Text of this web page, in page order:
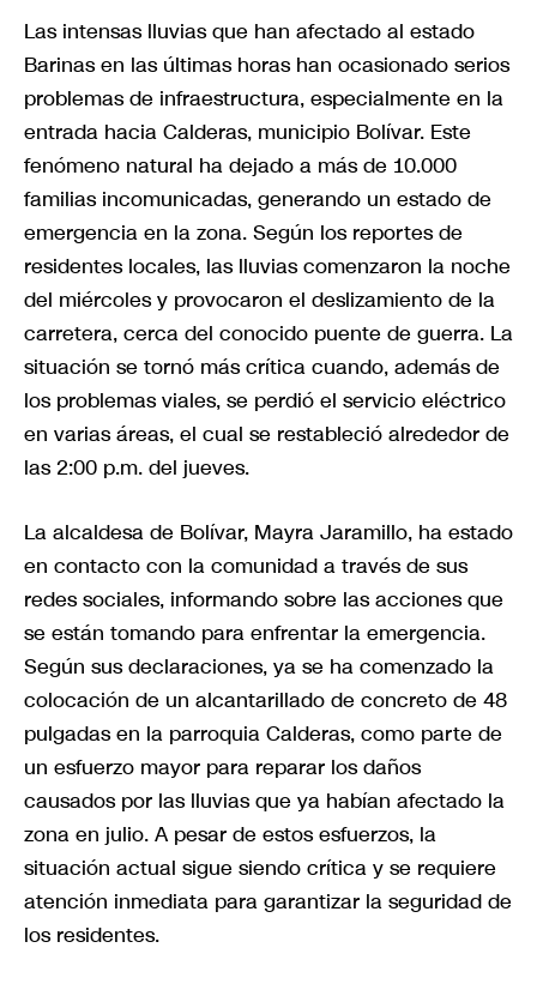
Las intensas lluvias que han afectado al estado
Barinas en las últimas horas han ocasionado serios
problemas de infraestructura, especialmente en la
entrada hacia Calderas, municipio Bolívar. Este
fenómeno natural ha dejado a más de 10.000
familias incomunicadas, generando un estado de
emergencia en la zona. Según los reportes de
residentes locales, las lluvias comenzaron la noche
del miércoles y provocaron el deslizamiento de la
carretera, cerca del conocido puente de guerra. La
situación se tornó más crítica cuando, además de
los problemas viales, se perdió el servicio eléctrico
en varias áreas, el cual se restableció alrededor de
las 2:00 p.m. del jueves.
La alcaldesa de Bolívar, Mayra Jaramillo, ha estado
en contacto con la comunidad a través de sus
redes sociales, informando sobre las acciones que
se están tomando para enfrentar la emergencia.
Según sus declaraciones, ya se ha comenzado la
colocación de un alcantarillado de concreto de 48
pulgadas en la parroquia Calderas, como parte de
un esfuerzo mayor para reparar los daños
causados por las lluvias que ya habían afectado la
zona en julio. A pesar de estos esfuerzos, la
situación actual sigue siendo crítica y se requiere
atención inmediata para garantizar la seguridad de
los residentes.